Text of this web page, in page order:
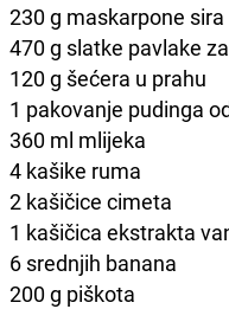
230 g maskarpone sira
470 g slatke pavlake
120 g šećera u prahu
1 pakovanje pudinga
360 ml mlijeka
4 kašike ruma
2 kašičice cimeta
1 kašičica ekstrakta
6 srednjih banana
200 g piškota